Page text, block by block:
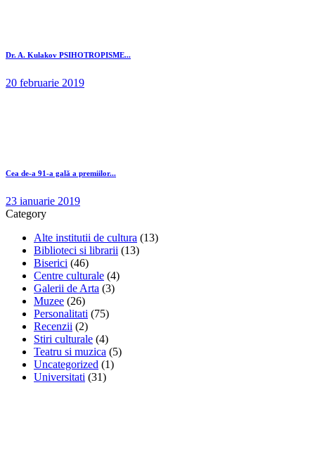
Dr. A. Kulakov PSIHOTROPISME...
20 februarie 2019
Cea de-a 91-a gală a premiilor...
23 ianuarie 2019
Category
Alte institutii de cultura (13)
Biblioteci si librarii (13)
Biserici (46)
Centre culturale (4)
Galerii de Arta (3)
Muzee (26)
Personalitati (75)
Recenzii (2)
Stiri culturale (4)
Teatru si muzica (5)
Uncategorized (1)
Universitati (31)